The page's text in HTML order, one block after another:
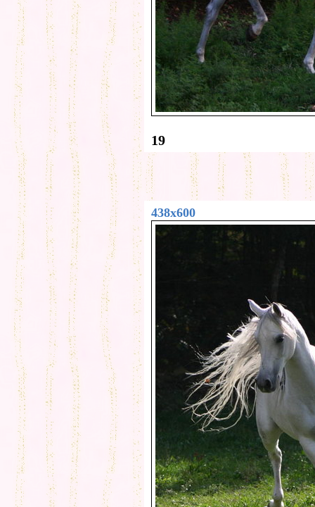
19
438x600